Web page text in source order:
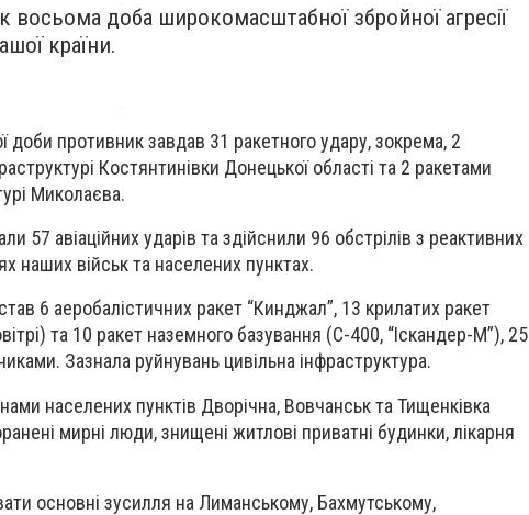
восьома доба широкомасштабної збройної агресії
країни.
противник завдав 31 ракетного удару, зокрема, 2
Костянтинівки Донецької області та 2 ракетами
Миколаєва.
57 авіаційних ударів та здійснили 96 обстрілів з реактивних
наших військ та населених пунктах.
6 аеробалістичних ракет “Кинджал”, 13 крилатих ракет
та 10 ракет наземного базування (С-400, “Іскандер-М”), 25
Зазнала руйнувань цивільна інфраструктура.
населених пунктів Дворічна, Вовчанськ та Тищенківка
мирні люди, знищені житлові приватні будинки, лікарня
основні зусилля на Лиманському, Бахмутському,